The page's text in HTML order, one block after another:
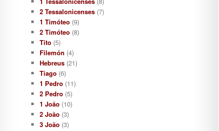
2 Tessalonicenses(7)
1 Timóteo(9)
2 Timóteo(8)
Tito(5)
Filemón (4)
Hebreus(21)
Tiago(6)
1 Pedro(11)
2 Pedro(5)
1 João(10)
2 João(3)
3 João(3)